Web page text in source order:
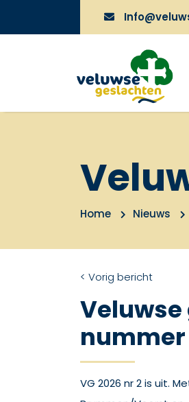
Home Nieuws
< Vorig bericht
nummer
VG 2026 nr 2 is uit.